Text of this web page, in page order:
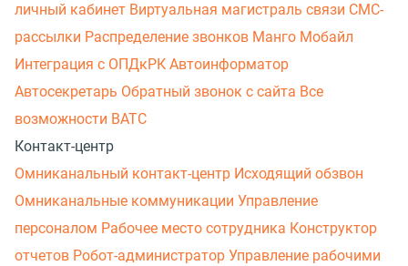
личный кабинет Виртуальная магистраль связи СМС-
рассылки Распределение звонков Манго Мобайл
Интеграция с ОПДкРК Автоинформатор
Автосекретарь Обратный звонок с сайта Все
возможности ВАТС
Контакт-центр
Омниканальный контакт-центр Исходящий обзвон
Омниканальные коммуникации Управление
персоналом Рабочее место сотрудника Конструктор
отчетов Робот-администратор Управление рабочими